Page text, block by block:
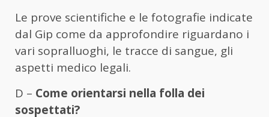
Le prove scientifiche e le fotografie indicate
dal Gip come da approfondire riguardano i
vari sopralluoghi, le tracce di sangue, gli
aspetti medico legali.
D – Come orientarsi nella folla dei
sospettati?